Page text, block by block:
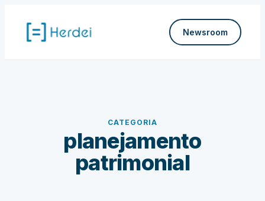
Newsroom
CATEGORIA
planejamento
patrimonial